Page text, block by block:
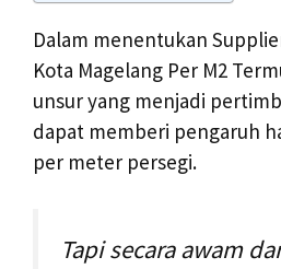
Dalam menentukan
Kota Magelang Per M2
unsur yang menjadi
dapat memberi pengaruh
per meter persegi.
Tapi secara awam